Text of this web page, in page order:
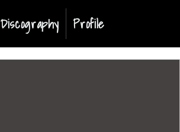
Discography Profile